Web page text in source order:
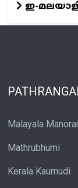
ഇ-
Malayala
Mathrubhumi
Kerala Kaumudi